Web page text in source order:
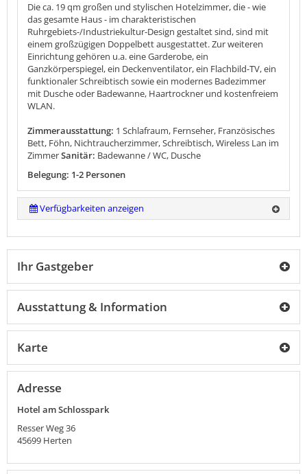
Die ca. 19 qm großen und stylischen Hotelzimmer, die - wie
das gesamte Haus - im charakteristischen
Ruhrgebiets-/Industriekultur-Design gestaltet sind, sind mit
einem großzügigen Doppelbett ausgestattet. Zur weiteren
Einrichtung gehören u.a. eine Garderobe, ein
Ganzkörperspiegel, ein Deckenventilator, ein Flachbild-TV, ein
funktionaler Schreibtisch sowie ein modernes Badezimmer
mit Dusche oder Badewanne, Haartrockner und kostenfreiem
WLAN.
Zimmerausstattung: 1 Schlafraum, Fernseher, Französisches
Bett, Föhn, Nichtraucherzimmer, Schreibtisch, Wireless Lan im
ZimmerSanitär: Badewanne / WC, Dusche
Belegung: 1-2 Personen
Verfügbarkeiten anzeigen
Ihr Gastgeber
Ausstattung & Information
Karte
Adresse
Hotel am Schlosspark
Resser Weg 36
45699 Herten